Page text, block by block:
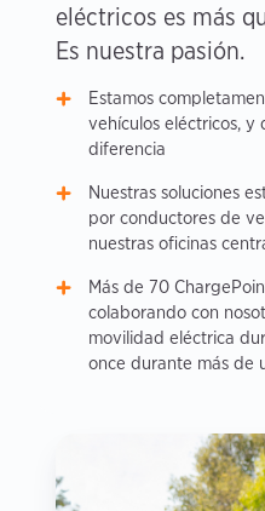
eléctricos es más
Es nuestra pasión.
Estamos
vehículos eléctricos, y
diferencia
Nuestras soluciones
por conductores de
nuestras oficinas
Más de 70
colaborando con
movilidad eléctrica
once durante más de